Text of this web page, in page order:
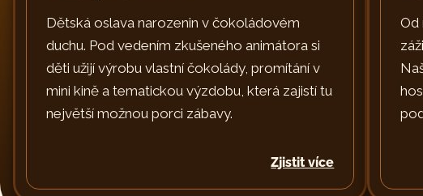
Dětská oslava narozenin v čokoládovém
duchu. Pod vedením zkušeného animátora si
děti užijí výrobu vlastní čokolády, promítání v
mini kině a tematickou výzdobu, která zajistí tu
největší možnou porci zábavy.
Zjistit více
Od